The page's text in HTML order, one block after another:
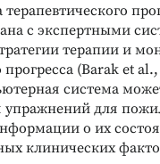
терапевтического
с экспертными
терапии и
(Barak et al.,
система
упражнений для
о их
клинических